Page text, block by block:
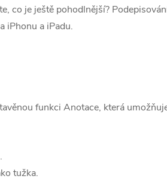
co je ještě pohodlnější?
iPhonu a iPadu.
funkci Anotace, která
tužka.